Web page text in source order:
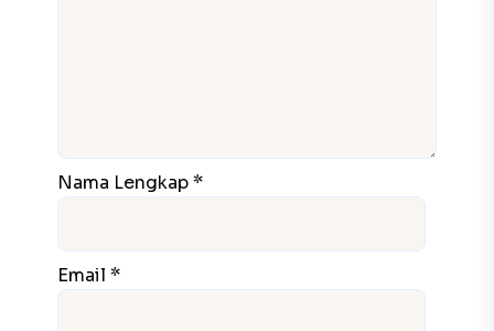
Nama Lengkap *
Email *